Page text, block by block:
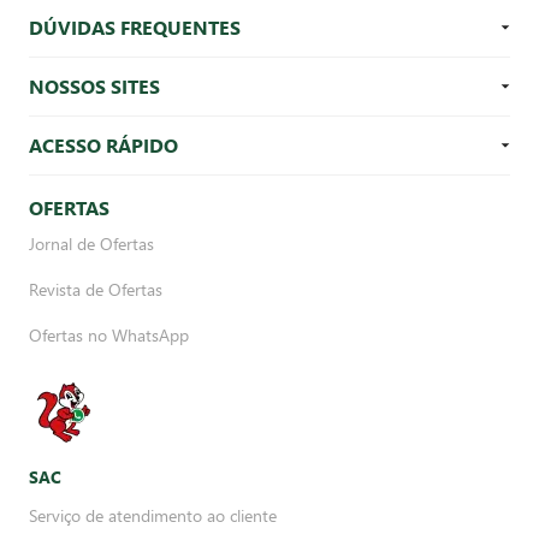
DÚVIDAS FREQUENTES
NOSSOS SITES
ACESSO RÁPIDO
OFERTAS
Jornal de Ofertas
Revista de Ofertas
Ofertas no WhatsApp
SAC
Serviço de atendimento ao cliente